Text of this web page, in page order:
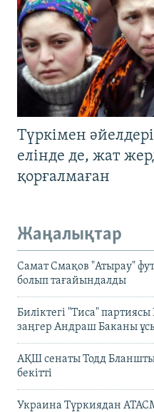
Түркімен
елінде де, жат
қорғалмаған
Жаңалықтар
Самат Смақов "Атырау"
болып тағайындалды
Биліктегі "Тиса"
заңгер Андраш Баканы
АҚШ сенаты Тодд
бекітті
Украина Түркиядан